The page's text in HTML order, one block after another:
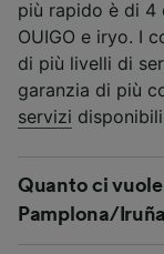
più rapido è di 4
OUIGO e iryo. I
di più livelli di
garanzia di più
servizi
Quanto ci
Pamplona/